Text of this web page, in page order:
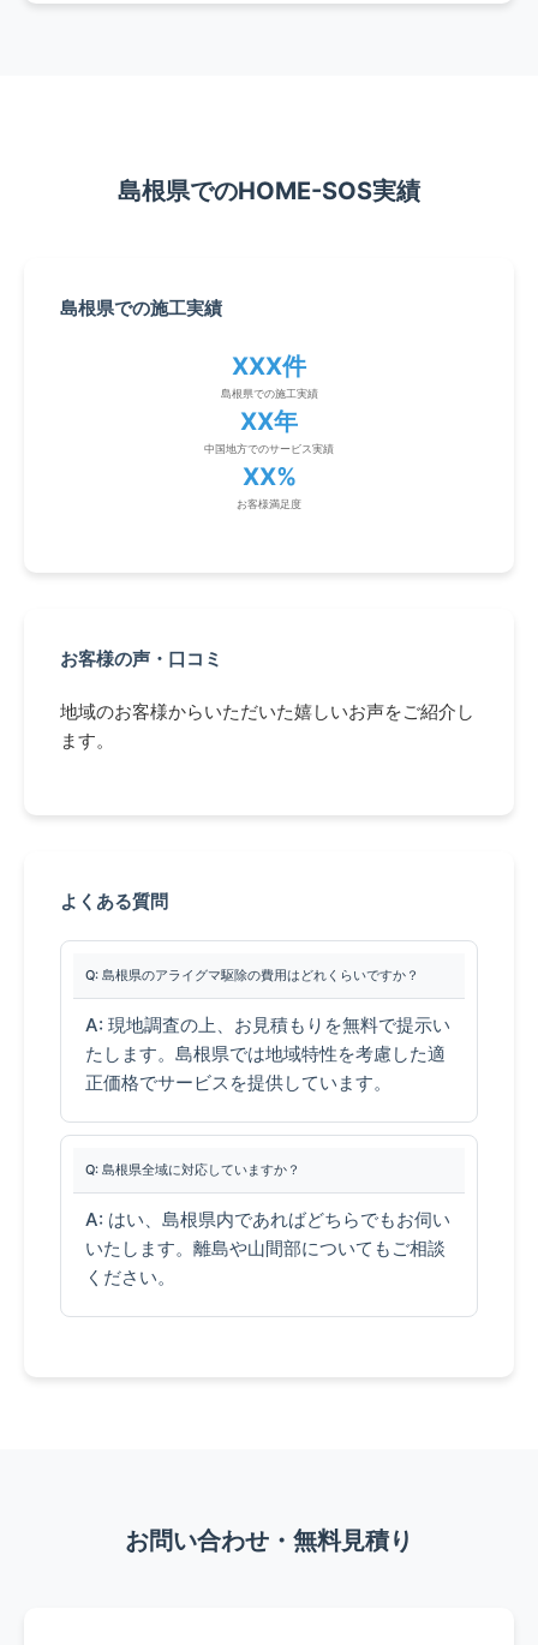
島根県でのHOME-SOS実績
島根県での施工実績
XXX件
島根県での施工実績
XX年
中国地方でのサービス実績
XX%
お客様満足度
お客様の声・口コミ
地域のお客様からいただいた嬉しいお声をご紹介し
ます。
よくある質問
Q: 島根県のアライグマ駆除の費用はどれくらいですか？
A: 現地調査の上、お見積もりを無料で提示い
たします。島根県では地域特性を考慮した適
正価格でサービスを提供しています。
Q: 島根県全域に対応していますか？
A: はい、島根県内であればどちらでもお伺い
いたします。離島や山間部についてもご相談
ください。
お問い合わせ・無料見積り